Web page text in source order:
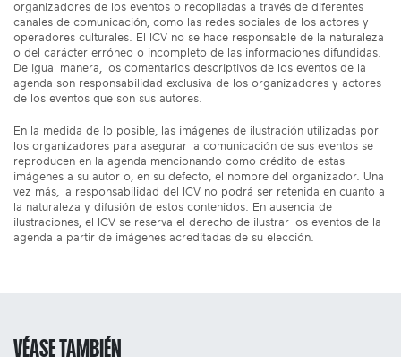
organizadores de los eventos o recopiladas a través de diferentes
canales de comunicación, como las redes sociales de los actores y
operadores culturales. El ICV no se hace responsable de la naturaleza
o del carácter erróneo o incompleto de las informaciones difundidas.
De igual manera, los comentarios descriptivos de los eventos de la
agenda son responsabilidad exclusiva de los organizadores y actores
de los eventos que son sus autores.
En la medida de lo posible, las imágenes de ilustración utilizadas por
los organizadores para asegurar la comunicación de sus eventos se
reproducen en la agenda mencionando como crédito de estas
imágenes a su autor o, en su defecto, el nombre del organizador. Una
vez más, la responsabilidad del ICV no podrá ser retenida en cuanto a
la naturaleza y difusión de estos contenidos. En ausencia de
ilustraciones, el ICV se reserva el derecho de ilustrar los eventos de la
agenda a partir de imágenes acreditadas de su elección.
VÉASE TAMBIÉN